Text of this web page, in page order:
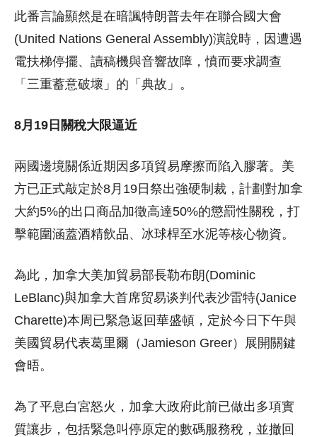
此番言論顯然是在暗諷特朗普去年在聯合國大會
(United Nations General Assembly)演說時，因遭遇
電扶梯停擺、讀稿機與音響故障，憤而要求調查
「三重蓄意破壞」的「典故」。
8月19日關稅大限逼近
兩國邊境關係近期因多項貿易摩擦而陷入膠著。美
方已正式敲定於8月19日祭出強硬制裁，計劃對加拿
大約5%的出口商品加徵高達50%的懲罰性關稅，打
擊範圍涵蓋酒精飲品、冰球桿至水泥等核心物資。
為此，加拿大美加貿易部長勒布朗(Dominic
LeBlanc)與加拿大首席贸易谈判代表沙雷特(Janice
Charette)本周已緊急返回華盛頓，定於今日下午與
美國貿易代表葛里爾（Jamieson Greer）展開關鍵
會晤。
為了平息白宮怒火，加拿大政府此前已做出多項實
質讓步，包括緊急叫停原定的數碼服務稅，並撤回